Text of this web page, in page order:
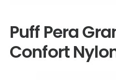
Puff Pera
Confort